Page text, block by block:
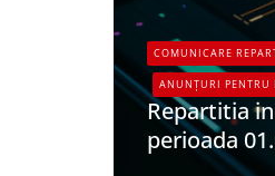
COMUNICARE
ANUNȚURI PENTRU
Repartitia
perioada